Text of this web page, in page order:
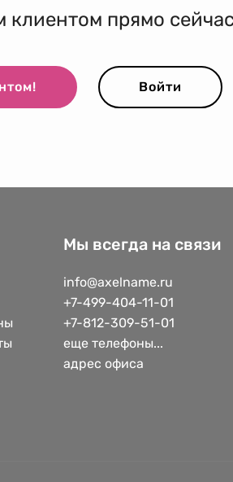
клиентом прямо
Войти
Мы всегда на связи
info@axelname.ru
+7-499-404-11-01
+7-812-309-51-01
еще телефоны...
адрес офиса